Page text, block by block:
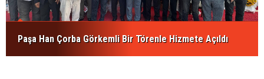
Paşa Han Çorba Görkemli Bir Törenle Hizmete Açıldı